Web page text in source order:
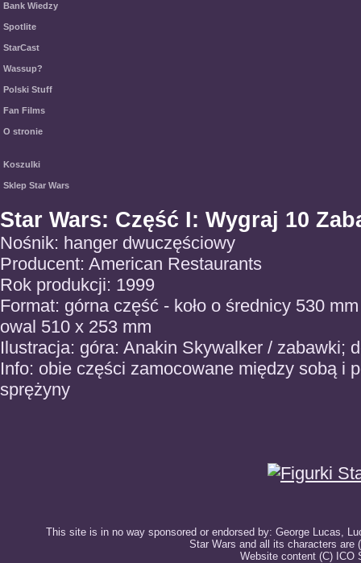
Bank Wiedzy
Spotlite
StarCast
Wassup?
Polski Stuff
Fan Films
O stronie
Koszulki
Sklep Star Wars
Star Wars: Część I: Wygraj 10
Nośnik: hanger dwuczęściowy
Producent: American Restaurants
Rok produkcji: 1999
Format: górna część - koło o średnicy 530
owal 510 x 253 mm
Ilustracja: góra: Anakin Skywalker / zabawki;
Info: obie części zamocowane między sobą i
sprężyny
This site is in no way sponsored or endorsed by: George Lucas,
Star Wars and all its characters are
Website content (C) ICO